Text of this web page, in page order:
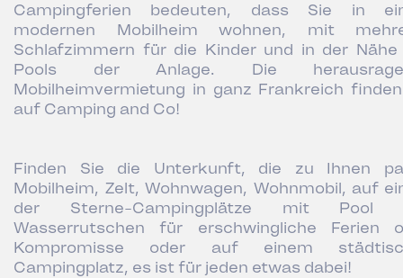
Campingferien bedeuten, dass Sie in
modernen Mobilheim wohnen, mit
Schlafzimmern für die Kinder und in der Nähe
Pools der Anlage. Die
Mobilheimvermietung in ganz Frankreich
auf Camping and Co!
Finden Sie die Unterkunft, die zu Ihnen
Mobilheim, Zelt, Wohnwagen, Wohnmobil, auf
der Sterne-Campingplätze mit Pool
Wasserrutschen für erschwingliche Ferien
Kompromisse oder auf einem
Campingplatz, es ist für jeden etwas dabei!